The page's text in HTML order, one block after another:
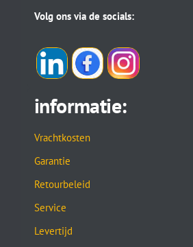
Volg ons via de socials:
informatie:
Vrachtkosten
Garantie
Retourbeleid
Service
Levertijd